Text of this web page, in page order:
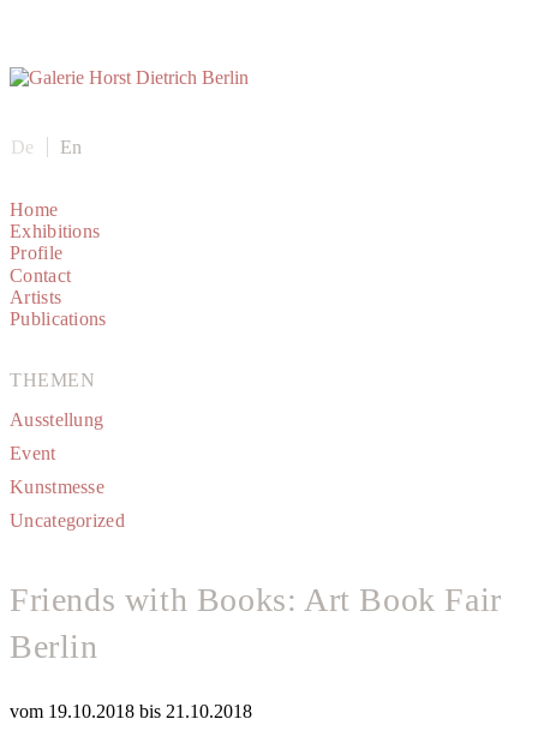
De En
Home
Exhibitions
Profile
Contact
Artists
Publications
THEMEN
Ausstellung
Event
Kunstmesse
Uncategorized
Friends with Books: Art Book Fair
Berlin
vom 19.10.2018 bis 21.10.2018